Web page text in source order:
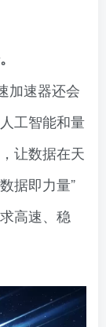
加速器还会
工智能和量
让数据在天
据即力量”
高速、稳